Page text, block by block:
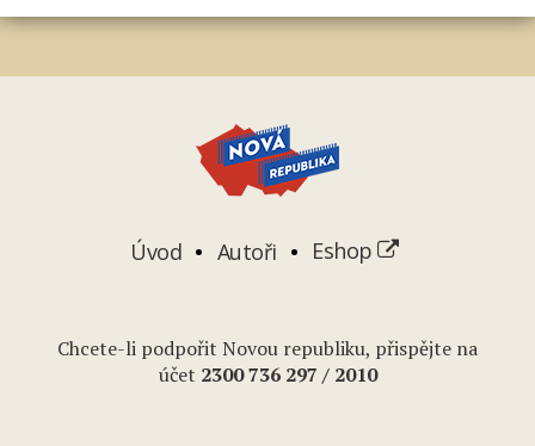
Úvod Autoři Eshop
Chcete-li podpořit Novou republiku, přispějte na
účet 2300 736 297 / 2010